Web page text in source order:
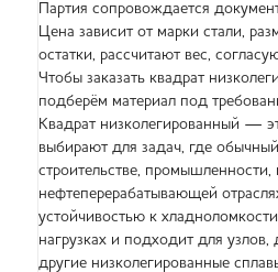
Партия сопровождается
Цена зависит от марки стали,
остатки, рассчитают вес,
Чтобы заказать квадрат
подберём материал под
Квадрат низколегированный —
выбирают для задач, где
строительстве,
нефтеперерабатывающей
устойчивостью к
нагрузках и подходит для
другие низколегированные